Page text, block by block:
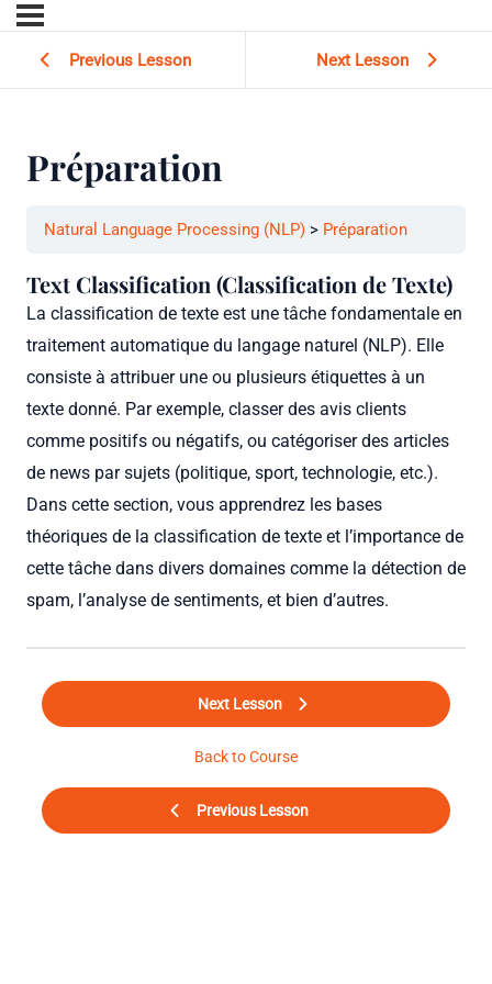
Previous Lesson Next Lesson
Préparation
Natural Language Processing (NLP) Préparation
Text Classification (Classification de Texte)
La classification de texte est une tâche fondamentale en
traitement automatique du langage naturel (NLP). Elle
consiste à attribuer une ou plusieurs étiquettes à un
texte donné. Par exemple, classer des avis clients
comme positifs ou négatifs, ou catégoriser des articles
de news par sujets (politique, sport, technologie, etc.).
Dans cette section, vous apprendrez les bases
théoriques de la classification de texte et l’importance de
cette tâche dans divers domaines comme la détection de
spam, l’analyse de sentiments, et bien d’autres.
Previous Lesson
Back to Course
Next Lesson